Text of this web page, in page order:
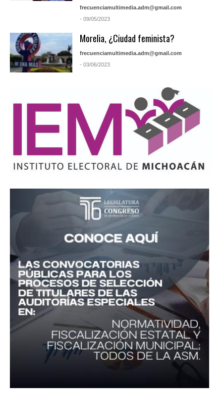
frecuenciamultimedia.adm@gmail.com
- 09/05/2023
Morelia, ¿Ciudad feminista?
frecuenciamultimedia.adm@gmail.com
- 03/06/2023